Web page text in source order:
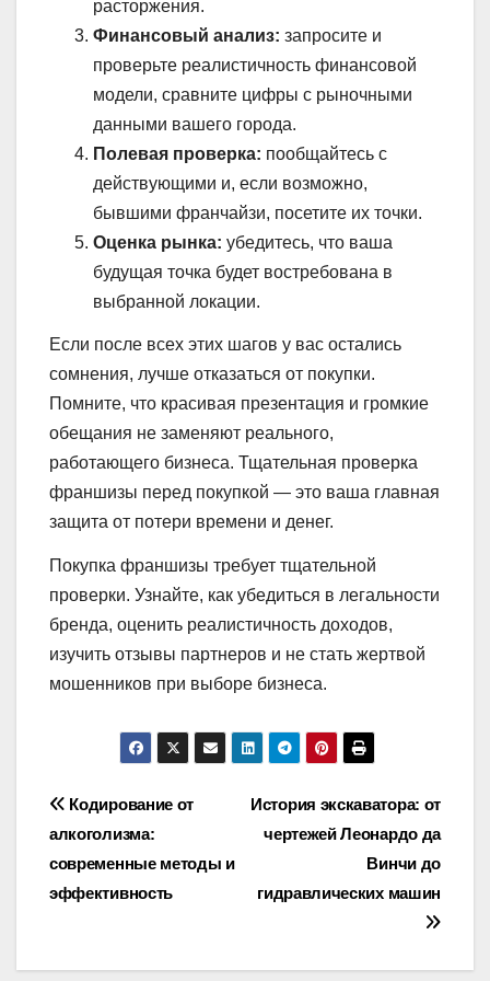
расторжения.
Финансовый анализ: запросите и
проверьте реалистичность финансовой
модели, сравните цифры с рыночными
данными вашего города.
Полевая проверка: пообщайтесь с
действующими и, если возможно,
бывшими франчайзи, посетите их точки.
Оценка рынка: убедитесь, что ваша
будущая точка будет востребована в
выбранной локации.
Если после всех этих шагов у вас остались
сомнения, лучше отказаться от покупки.
Помните, что красивая презентация и громкие
обещания не заменяют реального,
работающего бизнеса. Тщательная проверка
франшизы перед покупкой — это ваша главная
защита от потери времени и денег.
Покупка франшизы требует тщательной
проверки. Узнайте, как убедиться в легальности
бренда, оценить реалистичность доходов,
изучить отзывы партнеров и не стать жертвой
мошенников при выборе бизнеса.
Навигация
по
записям
История экскаватора: от
чертежей Леонардо да
Винчи до
гидравлических машин
Кодирование от
алкоголизма:
современные методы и
эффективность